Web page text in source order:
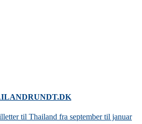
til Thailand fra september til januar